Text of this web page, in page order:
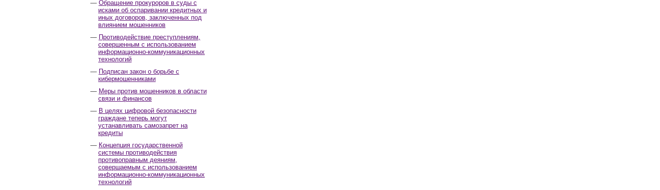
Обращение прокуроров в суды с
исками об оспаривании кредитных и
иных договоров, заключенных под
влиянием мошенников
Противодействие преступлениям,
совершенным с использованием
информационно-коммуникационных
технологий
Подписан закон о борьбе с
кибермошенниками
Меры против мошенников в области
связи и финансов
В целях цифровой безопасности
граждане теперь могут
устанавливать самозапрет на
кредиты
Концепция государственной
системы противодействия
противоправным деяниям,
совершаемым с использованием
информационно-коммуникационных
технологий